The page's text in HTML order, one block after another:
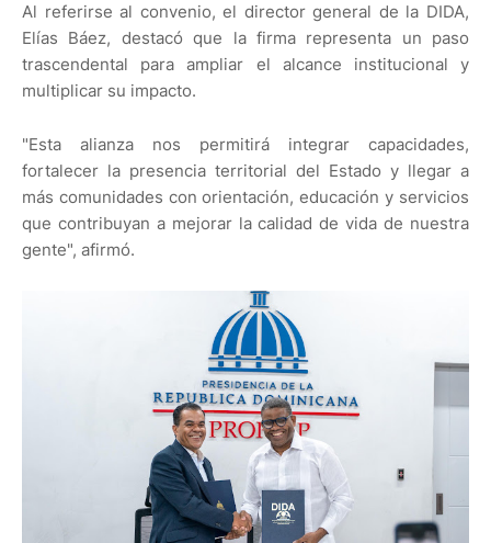
Al referirse al convenio, el director general de la DIDA,
Elías Báez, destacó que la firma representa un paso
trascendental para ampliar el alcance institucional y
multiplicar su impacto.
"Esta alianza nos permitirá integrar capacidades,
fortalecer la presencia territorial del Estado y llegar a
más comunidades con orientación, educación y servicios
que contribuyan a mejorar la calidad de vida de nuestra
gente", afirmó.